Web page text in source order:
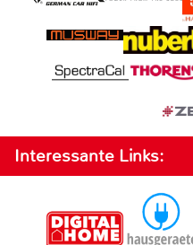
Interessante Links: